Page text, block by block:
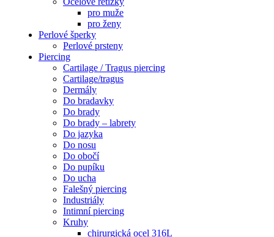
pro muže
pro ženy
Perlové šperky
Perlové prsteny
Piercing
Cartilage / Tragus piercing
Cartilage/tragus
Dermály
Do bradavky
Do brady
Do brady – labrety
Do jazyka
Do nosu
Do obočí
Do pupíku
Do ucha
Falešný piercing
Industriály
Intimní piercing
Kruhy
chirurgická ocel 316L